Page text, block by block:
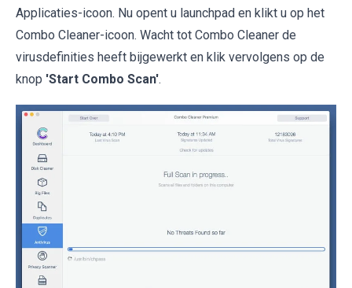
Applicaties-icoon. Nu opent u launchpad en klikt u op het
Combo Cleaner-icoon. Wacht tot Combo Cleaner de
virusdefinities heeft bijgewerkt en klik vervolgens op de
knop 'Start Combo Scan'.